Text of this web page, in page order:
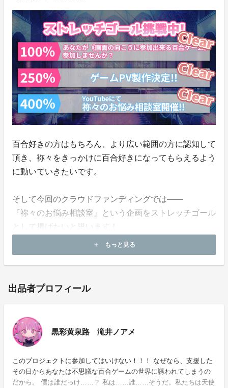
百合好きの方はもちろん、より広い範囲の方に認知して
頂き、袮々をきっかけに百合好きになってもらえるよう
に動いていきたいです。
そして今回のクラウドファンディングでは——
『祢々のお悩み相談室』という企画をストレッチゴール
として掲げたいと思います！
400％達成で、祢々が配信内でみなさんのお悩みに答え
る配信を実施します。
今日の晩ご飯の相談から、女性同士の恋愛相談まで、気
軽にご質問いただける内容にする予定です。
目標達成に向けて、最後までお付き合い頂ければ幸いで
す。
add もっと見る
出品者プロフィール
黒彩黄泉路 滝井ノアメ
このプロジェクトに参加してはいけない！！！ なぜなら、支援した
その日からあなたは不思議な百合ゲームの世界に誘われてしまうの
だから。 僕は誰だっけ……？ 私は……誰……そうだ。私たちは天使